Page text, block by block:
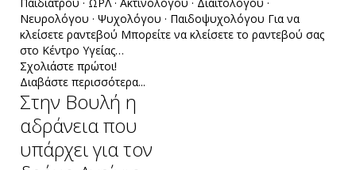
Παιδιάτρου · ΩΡΛ · Ακτινολόγου · Διαιτολόγου ·
Νευρολόγου · Ψυχολόγου · Παιδοψυχολόγου Για να
κλείσετε ραντεβού Μπορείτε να κλείσετε το ραντεβού σας
στο Κέντρο Υγείας…
Σχολιάστε πρώτοι!
Διαβάστε περισσότερα...
Στην Βουλή η
αδράνεια που
υπάρχει για τον